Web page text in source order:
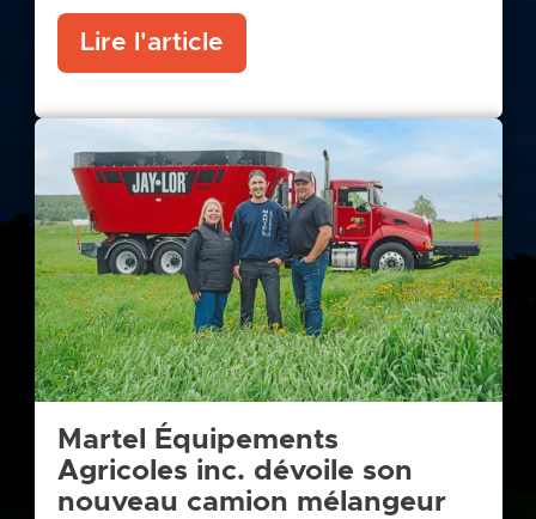
Lire l'article
Martel Équipements
Agricoles inc. dévoile son
nouveau camion mélangeur